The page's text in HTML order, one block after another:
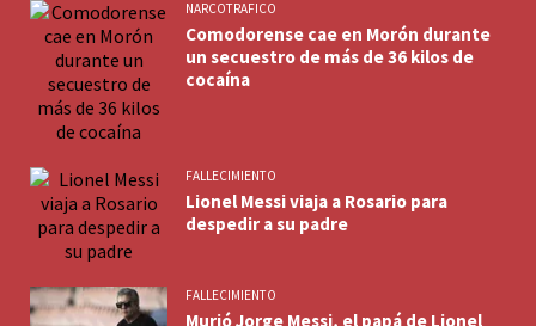
NARCOTRAFICO
Comodorense cae en Morón durante
un secuestro de más de 36 kilos de
cocaína
FALLECIMIENTO
Lionel Messi viaja a Rosario para
despedir a su padre
FALLECIMIENTO
Murió Jorge Messi, el papá de Lionel